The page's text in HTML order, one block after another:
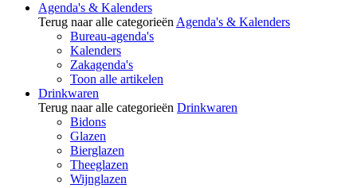
Agenda's & Kalenders
Terug naar alle categorieën Agenda's & Kalenders
Bureau-agenda's
Kalenders
Zakagenda's
Toon alle artikelen
Drinkwaren
Terug naar alle categorieën Drinkwaren
Bidons
Glazen
Bierglazen
Theeglazen
Wijnglazen